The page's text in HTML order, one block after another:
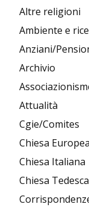
Altre religioni
Ambiente e
Anziani/
Archivio
Attualità
Cgie/Comites
Chiesa Europea
Chiesa Italiana
Chiesa Tedesca